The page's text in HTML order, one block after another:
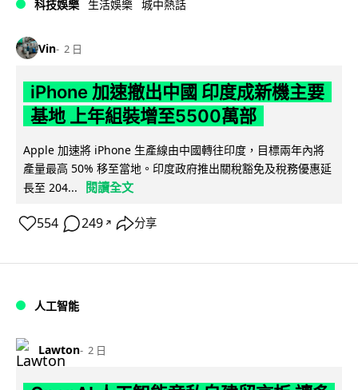
科技娛樂 生活娛樂 城中熱話
Vin 2 日
iPhone 加速撤出中國 印度成新機主要
基地 上年組裝增至5500萬部
Apple 加速將 iPhone 生產線由中國轉往印度，目標兩年內將
產量最高 50% 移至當地。印度政府推出關稅豁免及稅務優惠延
長至 204...
閱讀全文
554 249 ↗ 分享
人工智能
Lawton 2 日